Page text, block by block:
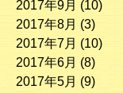
2017年9月 (10)
2017年8月 (3)
2017年7月 (10)
2017年6月 (8)
2017年5月 (9)